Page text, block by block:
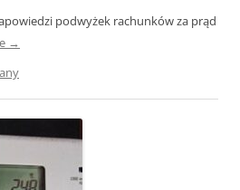
podwyżek rachunków za prąd
→